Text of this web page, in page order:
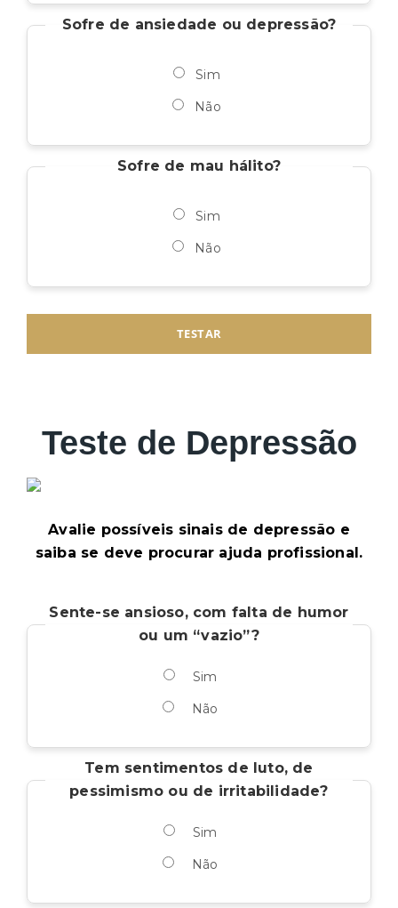
Sofre de ansiedade ou depressão?
Sim
Não
Sofre de mau hálito?
Sim
Não
Teste de Depressão
Avalie possíveis sinais de depressão e
saiba se deve procurar ajuda profissional.
Sente-se ansioso, com falta de humor
ou um “vazio”?
Sim
Não
Tem sentimentos de luto, de
pessimismo ou de irritabilidade?
Sim
Não